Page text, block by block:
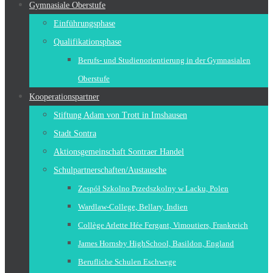
Gymnasiale Oberstufe
Einführungsphase
Qualifikationsphase
Berufs- und Studienorientierung in der Gymnasialen
Oberstufe
Kooperationspartner
Stiftung Adam von Trott in Imshausen
Stadt Sontra
Aktionsgemeinschaft Sontraer Handel
Schulpartnerschaften/Austausche
Zespół Szkolno Przedszkolny w Lacku, Polen
Wardlaw-College, Bellary, Indien
Collège Arlette Hée Fergant, Vimoutiers, Frankreich
James Hornsby HighSchool, Basildon, England
Berufliche Schulen Eschwege